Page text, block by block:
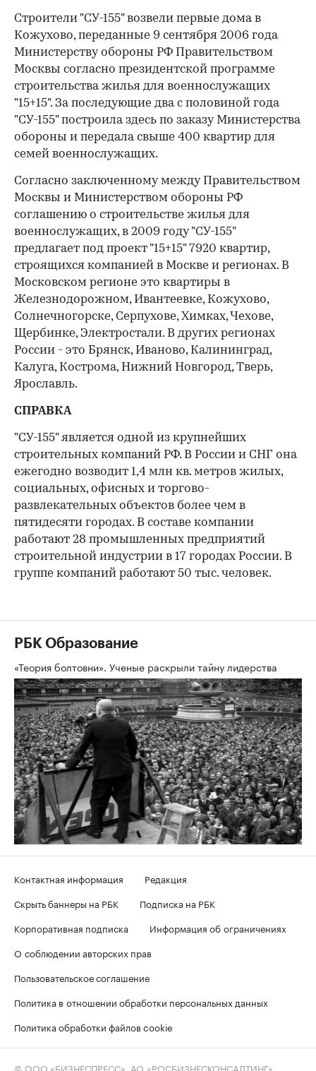
Строители "СУ-155" возвели первые дома в
Кожухово, переданные 9 сентября 2006 года
Министерству обороны РФ Правительством
Москвы согласно президентской программе
строительства жилья для военнослужащих
"15+15". За последующие два с половиной года
"СУ-155" построила здесь по заказу Министерства
обороны и передала свыше 400 квартир для
семей военнослужащих.
Согласно заключенному между Правительством
Москвы и Министерством обороны РФ
соглашению о строительстве жилья для
военнослужащих, в 2009 году "СУ-155"
предлагает под проект "15+15" 7920 квартир,
строящихся компанией в Москве и регионах. В
Московском регионе это квартиры в
Железнодорожном, Ивантеевке, Кожухово,
Солнечногорске, Серпухове, Химках, Чехове,
Щербинке, Электростали. В других регионах
России - это Брянск, Иваново, Калининград,
Калуга, Кострома, Нижний Новгород, Тверь,
Ярославль.
СПРАВКА
"СУ-155" является одной из крупнейших
строительных компаний РФ. В России и СНГ она
ежегодно возводит 1,4 млн кв. метров жилых,
социальных, офисных и торгово-
развлекательных объектов более чем в
пятидесяти городах. В составе компании
работают 28 промышленных предприятий
строительной индустрии в 17 городах России. В
группе компаний работают 50 тыс. человек.
РБК Образование
«Теория болтовни». Ученые раскрыли тайну лидерства
Контактная информация
Редакция
Скрыть баннеры на РБК
Подписка на РБК
Корпоративная подписка
Информация об ограничениях
О соблюдении авторских прав
Пользовательское соглашение
Политика в отношении обработки персональных данных
Политика обработки файлов cookie
© ООО «БИЗНЕСПРЕСС», АО «РОСБИЗНЕСКОНСАЛТИНГ»,